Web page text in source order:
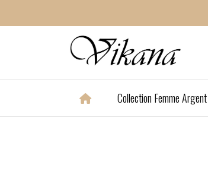
Collection Femme Argent